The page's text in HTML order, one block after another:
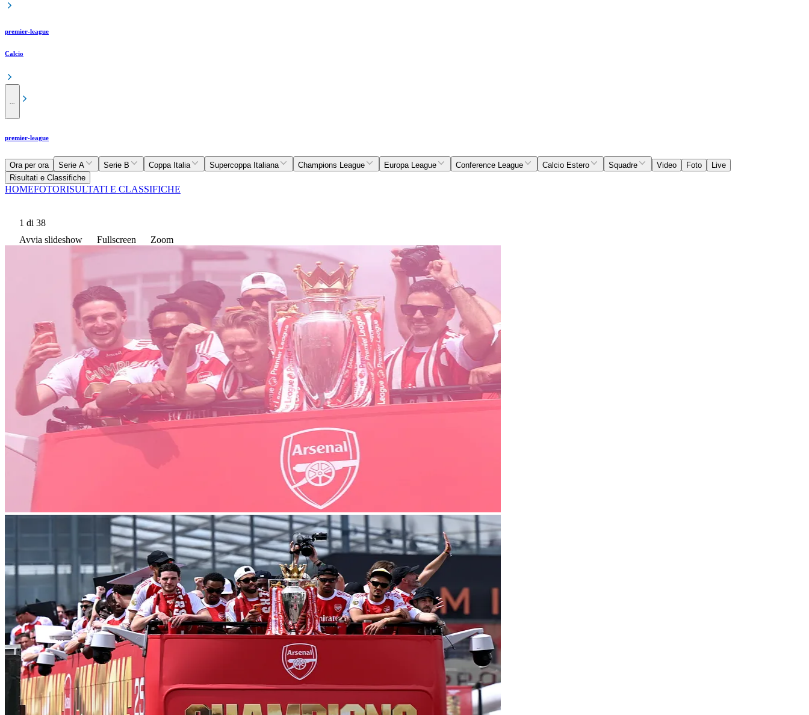
premier-league
Calcio
premier-league
Ora per ora Serie A Serie B Coppa Italia Supercoppa Italiana Champions League Europa League Conference League Calcio Estero Squadre Video Foto
Live
Risultati e Classifiche
HOMEFOTORISULTATI E CLASSIFICHE
1 di 38
Avvia slideshow
Fullscreen Zoom